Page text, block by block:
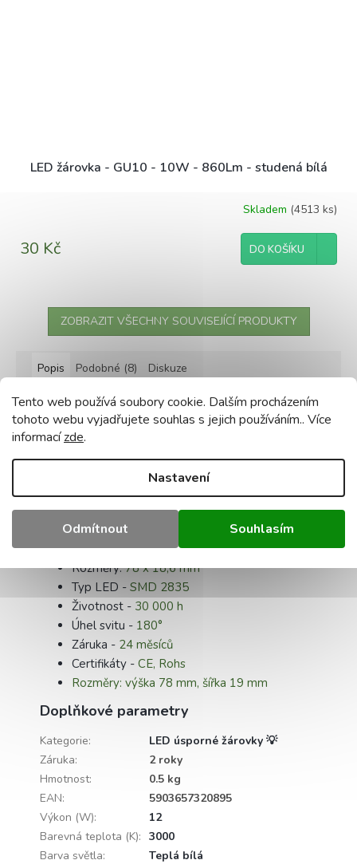
Tento web používá soubory cookie. Dalším procházením
tohoto webu vyjadřujete souhlas s jejich používáním.. Více
informacízde.
Nastavení
Odmítnout Souhlasím
LED žárovka - GU10 - 10W - 860Lm - studená bílá
Skladem (4513 ks)
30 Kč DO KOŠÍKU
ZOBRAZIT VŠECHNY SOUVISEJÍCÍ PRODUKTY
Popis Podobné (8) Diskuze
Detailní popis produktu
Parametry:
teplá bílá
Příkon -12W
Světelný tok
Napětí- 230V
Rozměry:78 x 18,6 mm
Typ LED - SMD 2835
Životnost - 30 000 h
Úhel svitu - 180°
Záruka - 24 měsíců
Certifikáty - CE, Rohs
Rozměry: výška 78 mm, šířka 19 mm
Doplňkové parametry
Kategorie:
LED úsporné žárovky 💡
Záruka:
2 roky
Hmotnost:
0.5 kg
EAN:
5903657320895
Výkon (W):
12
Barevná teplota (K): 3000
Barva světla:
Teplá bílá